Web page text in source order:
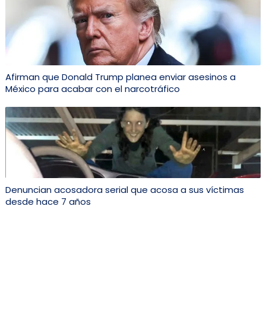
Afirman que Donald Trump planea enviar asesinos a
México para acabar con el narcotráfico
Denuncian acosadora serial que acosa a sus víctimas
desde hace 7 años